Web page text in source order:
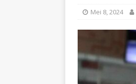
Mei 8, 2024